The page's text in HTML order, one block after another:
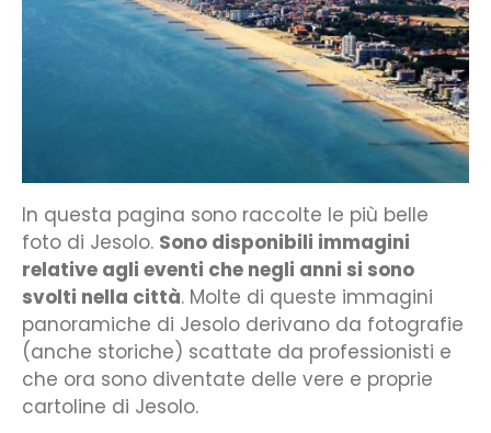
In questa pagina sono raccolte le più belle
foto di Jesolo. Sono disponibili immagini
relative agli eventi che negli anni si sono
svolti nella città. Molte di queste immagini
panoramiche di Jesolo derivano da fotografie
(anche storiche) scattate da professionisti e
che ora sono diventate delle vere e proprie
cartoline di Jesolo.